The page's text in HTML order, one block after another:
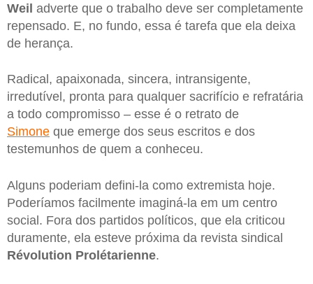
Weil adverte que o trabalho deve ser completamente
repensado. E, no fundo, essa é tarefa que ela deixa
de herança.
Radical, apaixonada, sincera, intransigente,
irredutível, pronta para qualquer sacrifício e refratária
a todo compromisso – esse é o retrato de
Simone que emerge dos seus escritos e dos
testemunhos de quem a conheceu.
Alguns poderiam defini-la como extremista hoje.
Poderíamos facilmente imaginá-la em um centro
social. Fora dos partidos políticos, que ela criticou
duramente, ela esteve próxima da revista sindical
Révolution Prolétarienne.